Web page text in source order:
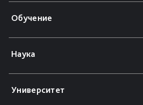
Обучение
Наука
Университет